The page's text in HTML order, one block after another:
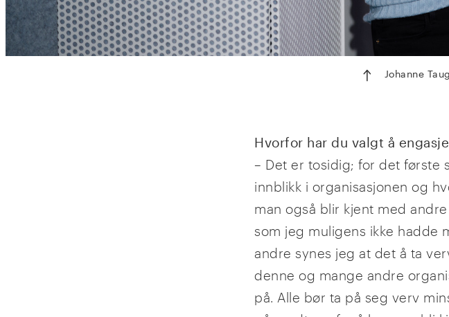
Johanne
Hvorfor har du valgt å
– Det er tosidig; for det første
innblikk i organisasjonen og
man også blir kjent med
som jeg muligens ikke hadde
andre synes jeg at det å ta
denne og mange andre
på. Alle bør ta på seg verv